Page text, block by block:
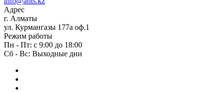
Адрес
г. Алматы
ул. Курмангазы 177а оф.1
Режим работы
Пн - Пт: с 9:00 до 18:00
Сб - Вс: Выходные дни